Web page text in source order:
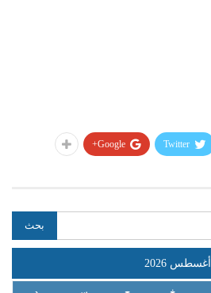
Twitter
Google+
أغسطس 2026